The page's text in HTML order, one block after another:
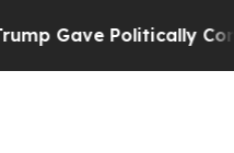
Gave Politically